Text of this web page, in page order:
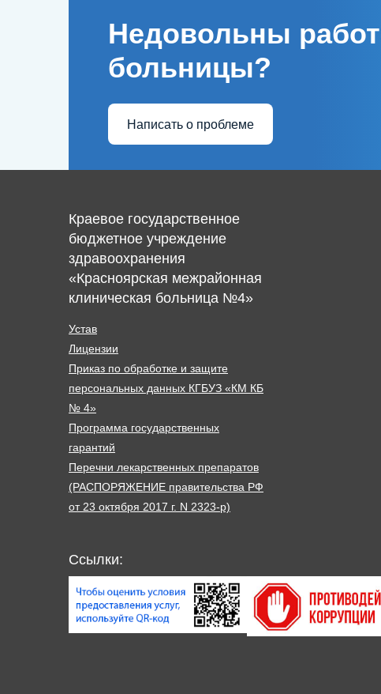
Недовольны
больницы?
Написать о проблеме
Краевое государственное
бюджетное учреждение
здравоохранения
«Красноярская межрайонная
клиническая больница №4»
Устав
Лицензии
Приказ по обработке и защите
персональных данных КГБУЗ «КМ КБ
№ 4»
Программа государственных
гарантий
Перечни лекарственных препаратов
(РАСПОРЯЖЕНИЕ правительства РФ
от 23 октября 2017 г. N 2323-р)
Ссылки: